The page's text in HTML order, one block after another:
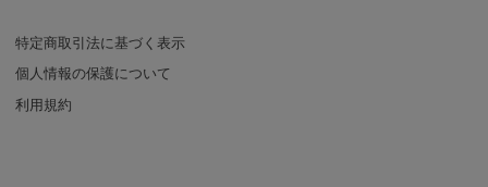
特定商取引法に基づく表示
個人情報の保護について
利用規約